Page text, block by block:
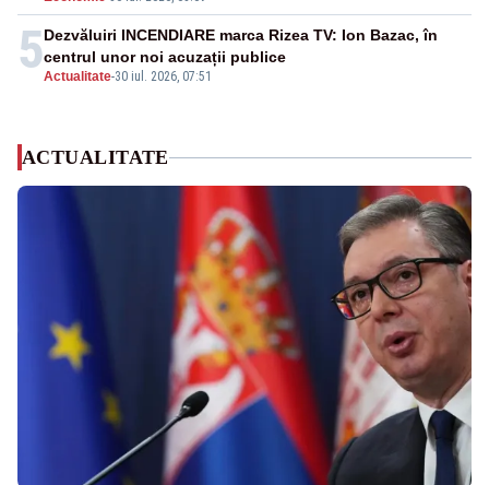
5Actualitate-30 iul. 2026, 07:51
Dezvăluiri INCENDIARE marca Rizea TV: Ion Bazac, în
centrul unor noi acuzații publice
ACTUALITATE